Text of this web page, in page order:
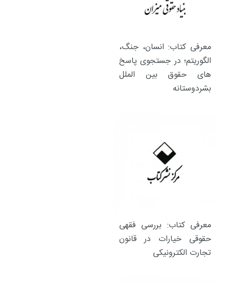
معرفی کتاب: انسان، جنگ،
الگوریتم؛ در جستجوی پاسخ
های حقوق بین الملل
بشردوستانه
معرفی کتاب: بررسی فقهی
حقوقی خیارات در قانون
تجارت الکترونیکی